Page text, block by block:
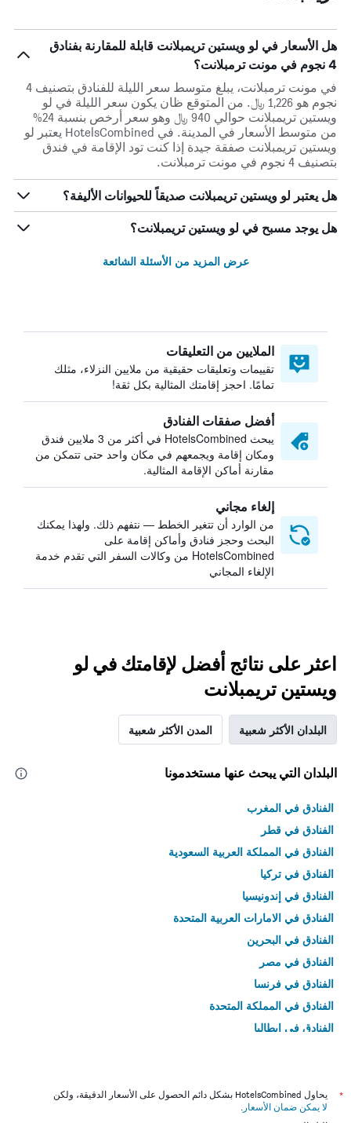
هل الأسعار في لو ويستين تريمبلانت قابلة للمقارنة بفنادق
4 نجوم في مونت ترمبلانت؟
في مونت ترمبلانت، يبلغ متوسط ​​سعر الليلة للفنادق بتصنيف 4
نجوم هو 1,226 ﷼. من المتوقع ظان يكون سعر الليلة في لو
ويستين تريمبلانت حوالي 940 ﷼ وهو سعر أرخص بنسبة 24%
من متوسط الأسعار في المدينة. في HotelsCombined يعتبر لو
ويستين تريمبلانت صفقة جيدة إذا كنت تود الإقامة في فندق
بتصنيف 4 نجوم في مونت ترمبلانت.
هل يعتبر لو ويستين تريمبلانت صديقاً للحيوانات الأليفة؟
هل يوجد مسبح في لو ويستين تريمبلانت؟
عرض المزيد من الأسئلة الشائعة
الملايين من التعليقات
تقييمات وتعليقات حقيقية من ملايين النزلاء، مثلك
تمامًا. احجز إقامتك المثالية بكل ثقة!
أفضل صفقات الفنادق
يبحث HotelsCombined في أكثر من 3 ملايين فندق
ومكان إقامة ويجمعهم في مكان واحد حتى تتمكن من
مقارنة أماكن الإقامة المثالية.
إلغاء مجاني
من الوارد أن تتغير الخطط — نتفهم ذلك. ولهذا يمكنك
البحث وحجز فنادق وأماكن إقامة على
HotelsCombined من وكالات السفر التي تقدم خدمة
الإلغاء المجاني
اعثر على نتائج أفضل لإقامتك في لو
ويستين تريمبلانت
البلدان الأكثر شعبية المدن الأكثر شعبية
البلدان التي يبحث عنها مستخدمونا
الفنادق في المغرب
الفنادق في قطر
الفنادق في المملكة العربية السعودية
الفنادق في تركيا
الفنادق في إندونيسيا
الفنادق في الامارات العربية المتحدة
الفنادق في البحرين
الفنادق في مصر
الفنادق في فرنسا
الفنادق في المملكة المتحدة
الفنادق في إيطاليا
*
يحاول HotelsCombined بشكل دائم الحصول على الأسعار الدقيقة، ولكن
لا يمكن ضمان الأسعار .